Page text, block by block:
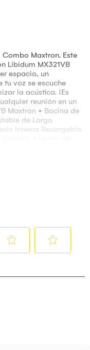
Maxtron. Este
Libidum MX321VB
espacio, un
tu voz se escuche
la acústica. ¡Es
reunión en un
Maxtron • Bocina de
de Largo
Interna Recargable
de Jack 6,35
REC Play: Función
de Volumen. •
disminuir eco del
Control Remoto,
de audio y
Audio. •
+ Micrófono Maxtron
• Rango
con Batería Interna